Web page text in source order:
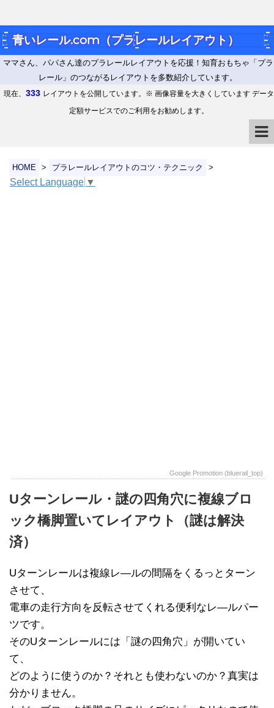
青いレール.com（プラレールレイアウト）
ママさん、パパさん達のプラレールレイアウトを応援！知育おもちゃ「プラ
レール」のつながるレイアウトを多数紹介しています。
現在、 333 レイアウトを公開しています。※ 画像容量を大きくしています データ
定額サービスでのご利用をお勧めします。
HOME > プラレールレイアウトのコツ・テクニック >
Select Language ▼
Google Promotion (bluerail_top)
Uターンレール・謎の四角穴に複線ブロ
ック橋脚置いてレイアウト（謎は解決
済）
Uターンレールは複線レ―ルの間隔をくるっとターン
させて、
電車の走行方向を反転させてくれる便利なレ―ルパー
ツです。
そのUターンレールには「謎の四角穴」が開いてい
て、
どのように使うのか？それとも使わないのか？真実は
分かりません。